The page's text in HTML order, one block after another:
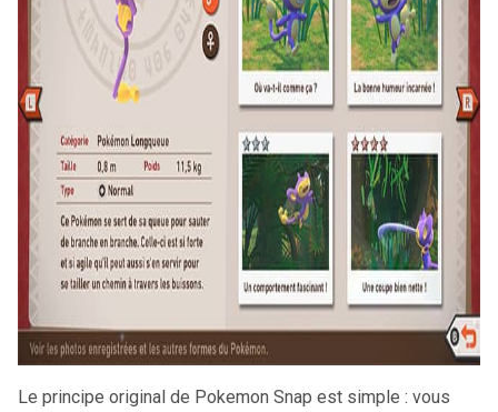
Le principe original de Pokemon Snap est simple : vous